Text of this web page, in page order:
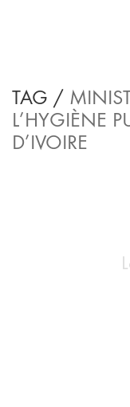
TAG /
L’HYGIÈNE
D’IVOIRE